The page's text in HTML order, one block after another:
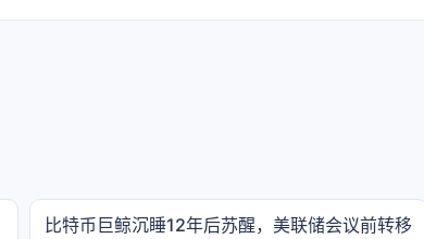
比特币巨鲸沉睡12年后苏醒，美联储会议前转移